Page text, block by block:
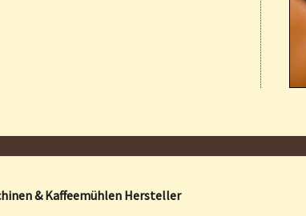
& Kaffeemühlen Hersteller